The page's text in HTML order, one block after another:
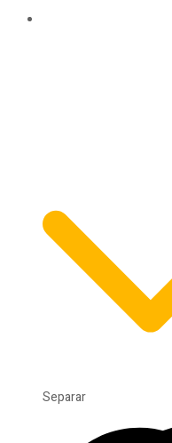
Separar